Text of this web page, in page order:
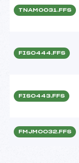
TNAM0031.FFS
FIS0444.FFS
FIS0443.FFS
FMJM0032.FFS